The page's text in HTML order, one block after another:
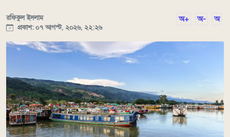
রফিকুল ইসলাম
প্রকাশ: ০৭ আগস্ট, ২০২৬, ২২:২৬
অ+ অ- অ